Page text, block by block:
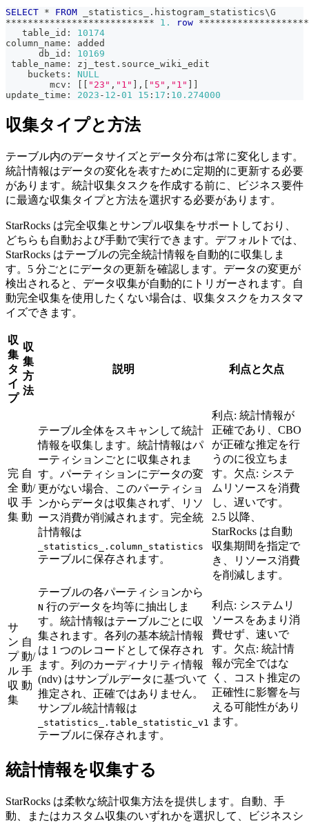
SELECT * FROM _statistics_ . histogram_statistics\G
*************************** 1. row ********************
   table_id:
10174
column_name: added
      db_id:
10169
table_name: zj_test . source_wiki_edit
    buckets:
NULL
        mcv:
"23" , "1" , "5" , "1"
update_time: 2023 - 12 -01 15 : 17 : 10.274000
収集タイプと方法
テーブル内のデータサイズとデータ分布は常に変化します。
統計情報はデータの変化を表すために定期的に更新する必要
があります。統計収集タスクを作成する前に、ビジネス要件
に最適な収集タイプと方法を選択する必要があります。
StarRocks は完全収集とサンプル収集をサポートしており、
どちらも自動および手動で実行できます。デフォルトでは、
StarRocks はテーブルの完全統計情報を自動的に収集しま
す。5 分ごとにデータの更新を確認します。データの変更が
検出されると、データ収集が自動的にトリガーされます。自
動完全収集を使用したくない場合は、収集タスクをカスタマ
イズできます。
収
集
タ
イ
プ
収
集
方
法
説明 利点と欠点
完
全
収
集
自
動/
手
動
テーブル全体をスキャンして統計
情報を収集します。統計情報はパ
ーティションごとに収集されま
す。パーティションにデータの変
更がない場合、このパーティショ
ンからデータは収集されず、リソ
ース消費が削減されます。完全統
計情報は
_statistics_.column_statistics
テーブルに保存されます。
利点: 統計情報が
正確であり、CBO
が正確な推定を行
うのに役立ちま
す。欠点: システ
ムリソースを消費
し、遅いです。
2.5 以降、
StarRocks は自動
収集期間を指定で
き、リソース消費
を削減します。
サ
ン
プ
ル
収
集
自
動/
手
動
テーブルの各パーティションから
N 行のデータを均等に抽出しま
す。統計情報はテーブルごとに収
集されます。各列の基本統計情報
は 1 つのレコードとして保存され
ます。列のカーディナリティ情報
(ndv) はサンプルデータに基づいて
推定され、正確ではありません。
サンプル統計情報は
_statistics_.table_statistic_v1
テーブルに保存されます。
利点: システムリ
ソースをあまり消
費せず、速いで
す。欠点: 統計情
報が完全ではな
く、コスト推定の
正確性に影響を与
える可能性があり
ます。
統計情報を収集する
StarRocks は柔軟な統計収集方法を提供します。自動、手
動、またはカスタム収集のいずれかを選択して、ビジネスシ